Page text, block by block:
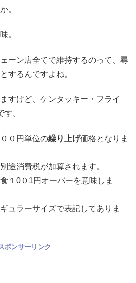
。
。
ーン店全てで維持するのって、尋
するんですよね。
すけど、ケンタッキー・フライ
す。
０円単位の繰り上げ価格となりま
途消費税が加算されます。
１0０1円オーバーを意味しま
ュラーサイズで表記してありま
ポンサーリンク